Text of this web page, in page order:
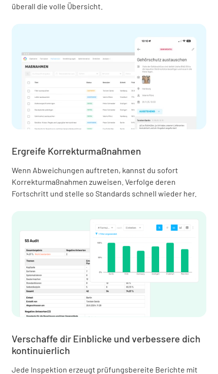
überall die volle Übersicht.
Ergreife Korrekturmaßnahmen
Wenn Abweichungen auftreten, kannst du sofort
Korrekturmaßnahmen zuweisen. Verfolge deren
Fortschritt und stelle so Standards schnell wieder her.
Verschaffe dir Einblicke und verbessere dich
kontinuierlich
Jede Inspektion erzeugt prüfungsbereite Berichte mit